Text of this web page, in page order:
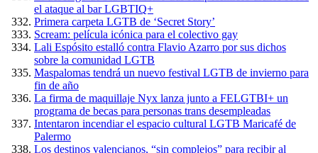
el ataque al bar LGBTIQ+
Primera carpeta LGTB de ‘Secret Story’
Scream: película icónica para el colectivo gay
Lali Espósito estalló contra Flavio Azarro por sus dichos
sobre la comunidad LGTB
Maspalomas tendrá un nuevo festival LGTB de invierno para
fin de año
La firma de maquillaje Nyx lanza junto a FELGTBI+ un
programa de becas para personas trans desempleadas
Intentaron incendiar el espacio cultural LGTB Maricafé de
Palermo
Los destinos valencianos, “sin complejos” para recibir al